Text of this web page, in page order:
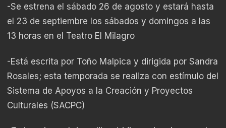
-Se estrena el sábado 26 de agosto y estará hasta
el 23 de septiembre los sábados y domingos a las
13 horas en el Teatro El Milagro
-Está escrita por Toño Malpica y dirigida por Sandra
Rosales; esta temporada se realiza con estímulo del
Sistema de Apoyos a la Creación y Proyectos
Culturales (SACPC)